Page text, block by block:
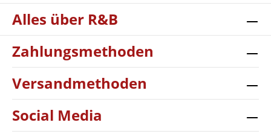
Alles über R&B
Zahlungsmethoden
Versandmethoden
Social Media